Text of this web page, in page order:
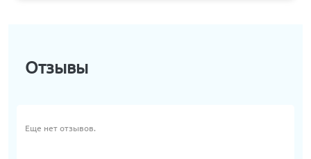
Отзывы
Еще нет отзывов.